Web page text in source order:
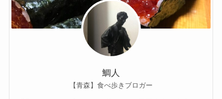
鯛人
【青森】食べ歩きブロガー